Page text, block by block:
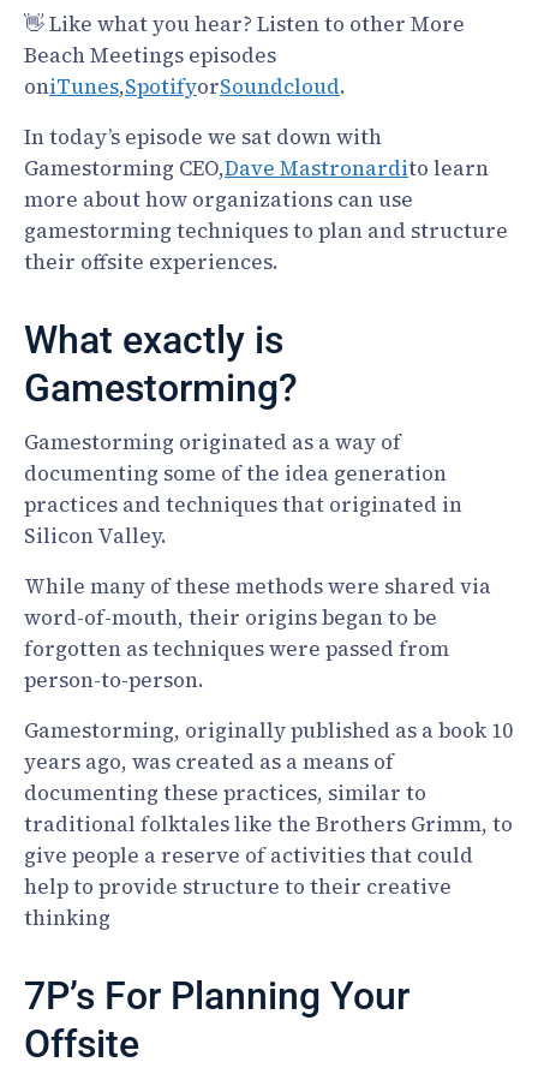
👋 Like what you hear? Listen to other More
Beach Meetings episodes
oniTunes,SpotifyorSoundcloud.
In today’s episode we sat down with
Gamestorming CEO,Dave Mastronardito learn
more about how organizations can use
gamestorming techniques to plan and structure
their offsite experiences.
What exactly is
Gamestorming?
Gamestorming originated as a way of
documenting some of the idea generation
practices and techniques that originated in
Silicon Valley.
While many of these methods were shared via
word-of-mouth, their origins began to be
forgotten as techniques were passed from
person-to-person.
Gamestorming, originally published as a book 10
years ago, was created as a means of
documenting these practices, similar to
traditional folktales like the Brothers Grimm, to
give people a reserve of activities that could
help to provide structure to their creative
thinking
7P’s For Planning Your
Offsite